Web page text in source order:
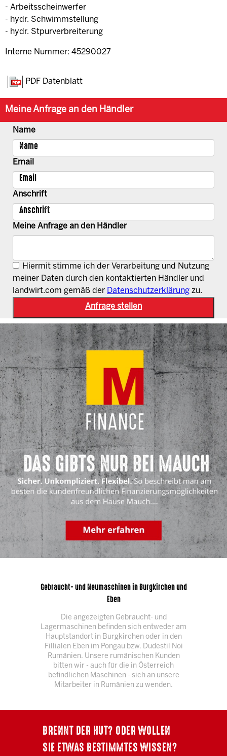
- Arbeitsscheinwerfer
- hydr. Schwimmstellung
- hydr. Stpurverbreiterung
Interne Nummer: 45290027
PDF Datenblatt
Meine Anfrage an den Händler
Name
Email
Anschrift
Meine Anfrage an den Händler
Hiermit stimme ich der Verarbeitung und Nutzung
meiner Daten durch den kontaktierten Händler und
landwirt.com gemäß der Datenschutzerklärung zu.
Gebraucht- und Neumaschinen in Burgkirchen und
Eben
Die angezeigten Gebraucht- und
Lagermaschinen befinden sich entweder am
Hauptstandort in Burgkirchen oder in den
Fillialen Eben im Pongau bzw. Dudestil Noi
Rumänien. Unsere rumänischen Kunden
bitten wir - auch für die in Österreich
befindlichen Maschinen - sich an unsere
Mitarbeiter in Rumänien zu wenden.
BRENNT DER HUT? ODER WOLLEN
SIE ETWAS BESTIMMTES WISSEN?